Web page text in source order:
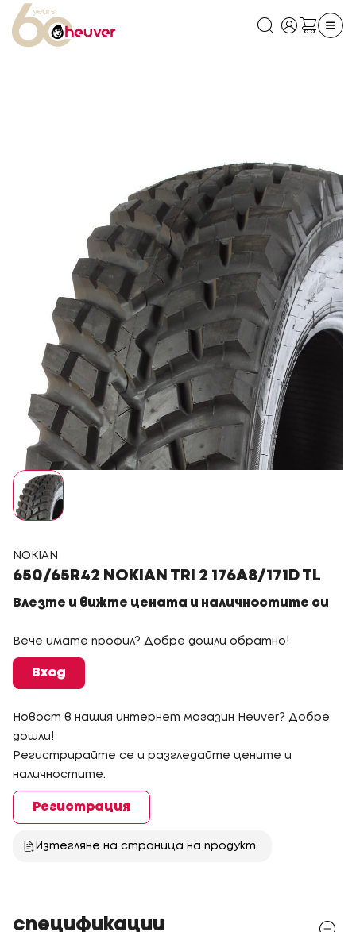
NOKIAN
650/65R42 NOKIAN TRI 2 176A8/171D TL
Влезте и вижте цената и наличностите си
Вече имате профил? Добре дошли обратно!
Вход
Новост в нашия интернет магазин Heuver? Добре
дошли!
Регистрирайте се и разгледайте цените и
наличностите.
Регистрация
Изтегляне на страница на продукт
спецификации